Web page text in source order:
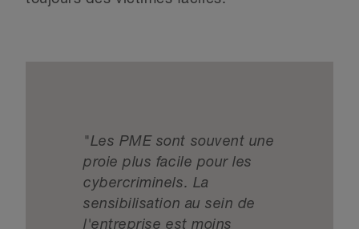
"Les PME sont souvent une
proie plus facile pour les
cybercriminels. La
sensibilisation au sein de
l'entreprise est moins